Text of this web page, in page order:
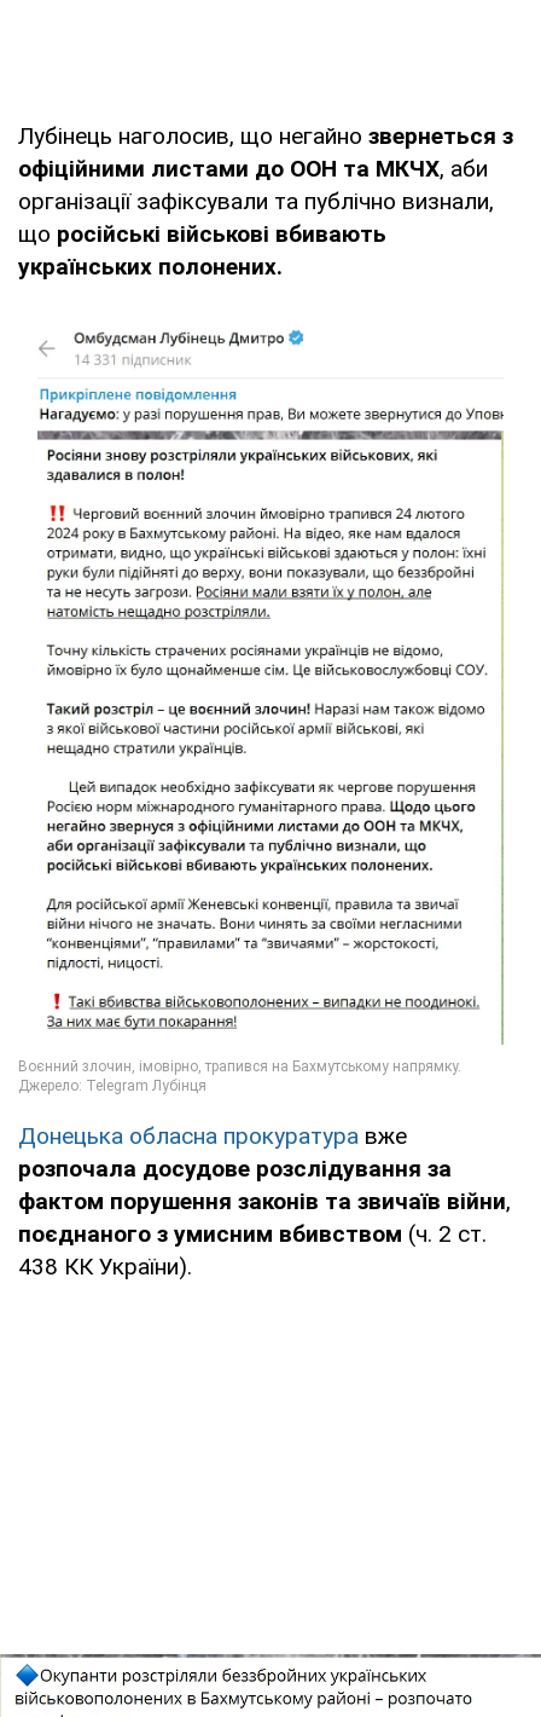
Лубінець наголосив, що негайно звернеться з
офіційними листами до ООН та МКЧХ, аби
організації зафіксували та публічно визнали,
що російські військові вбивають
українських полонених.
Донецька обласна прокуратура вже
розпочала досудове розслідування за
фактом порушення законів та звичаїв війни,
поєднаного з умисним вбивством (ч. 2 ст.
438 КК України).